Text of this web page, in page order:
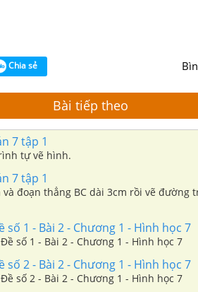
Chia sẻ
Bài tiếp theo
7 tập 1
tự vẽ hình.
7 tập 1
và đoạn thẳng BC dài 3cm rồi vẽ đường
1 - Bài 2 - Chương 1 - Hình học 7
số 1 - Bài 2 - Chương 1 - Hình học 7
2 - Bài 2 - Chương 1 - Hình học 7
số 2 - Bài 2 - Chương 1 - Hình học 7